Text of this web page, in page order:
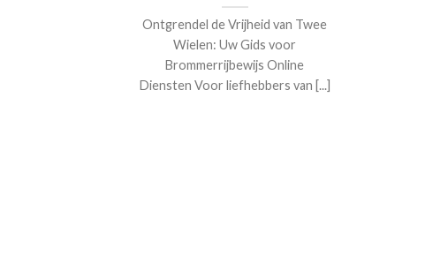
Ontgrendel de Vrijheid van Twee
Wielen: Uw Gids voor
Brommerrijbewijs Online
Diensten Voor liefhebbers van [...]